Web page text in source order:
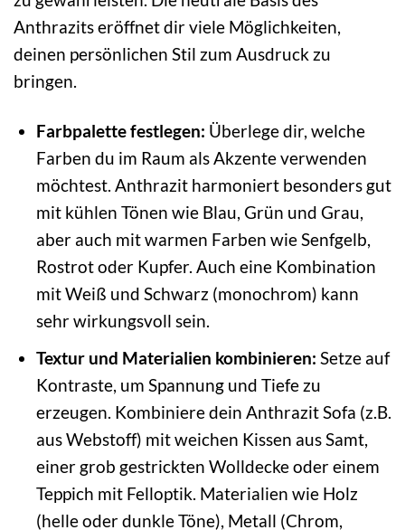
Anthrazits eröffnet dir viele Möglichkeiten,
deinen persönlichen Stil zum Ausdruck zu
bringen.
Farbpalette festlegen: Überlege dir, welche
Farben du im Raum als Akzente verwenden
möchtest. Anthrazit harmoniert besonders gut
mit kühlen Tönen wie Blau, Grün und Grau,
aber auch mit warmen Farben wie Senfgelb,
Rostrot oder Kupfer. Auch eine Kombination
mit Weiß und Schwarz (monochrom) kann
sehr wirkungsvoll sein.
Textur und Materialien kombinieren: Setze auf
Kontraste, um Spannung und Tiefe zu
erzeugen. Kombiniere dein Anthrazit Sofa (z.B.
aus Webstoff) mit weichen Kissen aus Samt,
einer grob gestrickten Wolldecke oder einem
Teppich mit Felloptik. Materialien wie Holz
(helle oder dunkle Töne), Metall (Chrom,